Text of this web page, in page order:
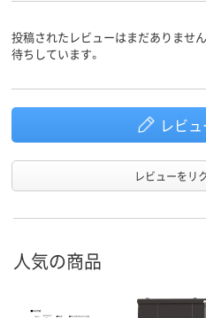
投稿されたレビューはまだありませ
待ちしています。
レビ
レビューをリ
人気の商品